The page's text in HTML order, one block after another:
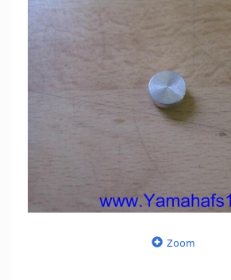
Zoom